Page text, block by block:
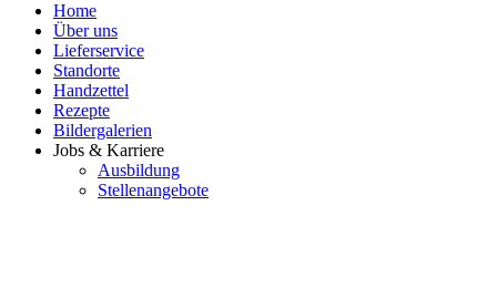
Home
Über uns
Lieferservice
Standorte
Handzettel
Rezepte
Bildergalerien
Jobs & Karriere
Ausbildung
Stellenangebote